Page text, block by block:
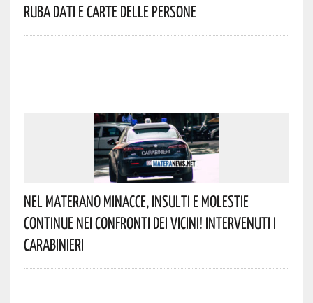
Ruba Dati E Carte Delle Persone
Nel Materano Minacce, Insulti E Molestie
Continue Nei Confronti Dei Vicini! Intervenuti I
Carabinieri